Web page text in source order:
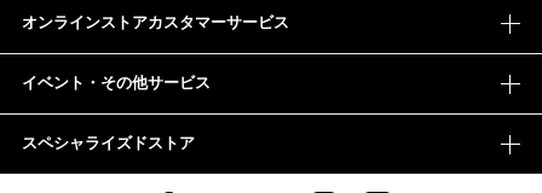
オンラインストアカスタマーサービス
イベント・その他サービス
スペシャライズドストア